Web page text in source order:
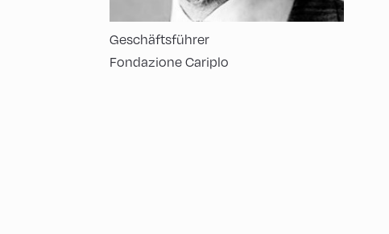
Geschäftsführer
Fondazione Cariplo